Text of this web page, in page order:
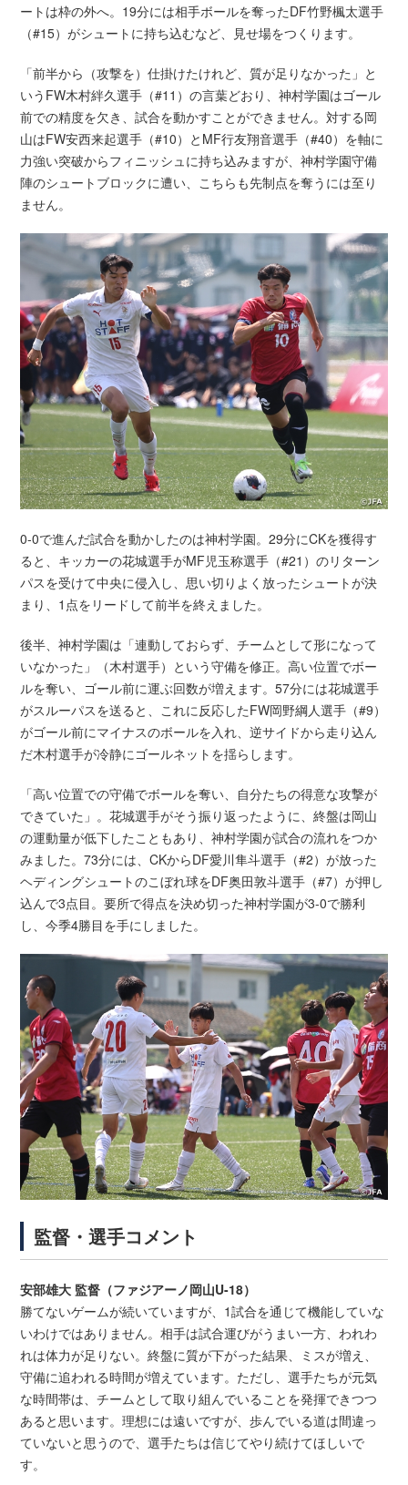
ートは枠の外へ。19分には相手ボールを奪ったDF竹野楓太選手
（#15）がシュートに持ち込むなど、見せ場をつくります。
「前半から（攻撃を）仕掛けたけれど、質が足りなかった」と
いうFW木村絆久選手（#11）の言葉どおり、神村学園はゴール
前での精度を欠き、試合を動かすことができません。対する岡
山はFW安西来起選手（#10）とMF行友翔音選手（#40）を軸に
力強い突破からフィニッシュに持ち込みますが、神村学園守備
陣のシュートブロックに遭い、こちらも先制点を奪うには至り
ません。
0-0で進んだ試合を動かしたのは神村学園。29分にCKを獲得す
ると、キッカーの花城選手がMF児玉称選手（#21）のリターン
パスを受けて中央に侵入し、思い切りよく放ったシュートが決
まり、1点をリードして前半を終えました。
後半、神村学園は「連動しておらず、チームとして形になって
いなかった」（木村選手）という守備を修正。高い位置でボー
ルを奪い、ゴール前に運ぶ回数が増えます。57分には花城選手
がスルーパスを送ると、これに反応したFW岡野綱人選手（#9）
がゴール前にマイナスのボールを入れ、逆サイドから走り込ん
だ木村選手が冷静にゴールネットを揺らします。
「高い位置での守備でボールを奪い、自分たちの得意な攻撃が
できていた」。花城選手がそう振り返ったように、終盤は岡山
の運動量が低下したこともあり、神村学園が試合の流れをつか
みました。73分には、CKからDF愛川隼斗選手（#2）が放った
ヘディングシュートのこぼれ球をDF奥田敦斗選手（#7）が押し
込んで3点目。要所で得点を決め切った神村学園が3-0で勝利
し、今季4勝目を手にしました。
監督・選手コメント
安部雄大 監督（ファジアーノ岡山U-18）
勝てないゲームが続いていますが、1試合を通じて機能していな
いわけではありません。相手は試合運びがうまい一方、われわ
れは体力が足りない。終盤に質が下がった結果、ミスが増え、
守備に追われる時間が増えています。ただし、選手たちが元気
な時間帯は、チームとして取り組んでいることを発揮できつつ
あると思います。理想には遠いですが、歩んでいる道は間違っ
ていないと思うので、選手たちは信じてやり続けてほしいで
す。